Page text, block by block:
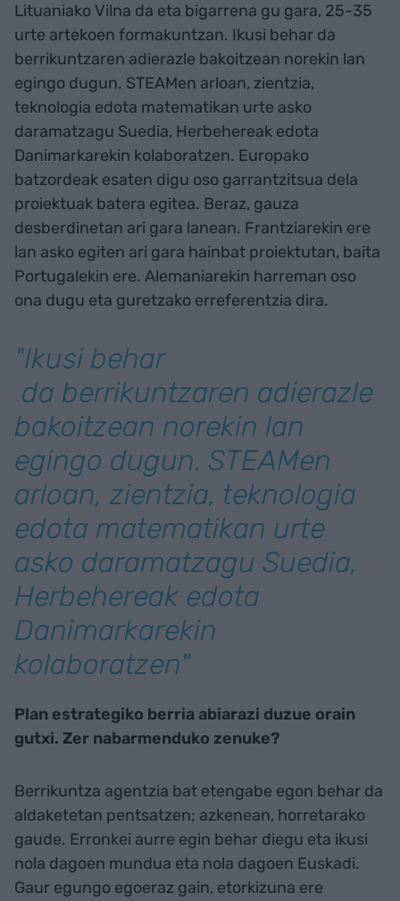
Lituaniako Vilna da eta bigarrena gu gara, 25-35
urte artekoen formakuntzan. Ikusi behar da
berrikuntzaren adierazle bakoitzean norekin lan
egingo dugun. STEAMen arloan, zientzia,
teknologia edota matematikan urte asko
daramatzagu Suedia, Herbehereak edota
Danimarkarekin kolaboratzen. Europako
batzordeak esaten digu oso garrantzitsua dela
proiektuak batera egitea. Beraz, gauza
desberdinetan ari gara lanean. Frantziarekin ere
lan asko egiten ari gara hainbat proiektutan, baita
Portugalekin ere. Alemaniarekin harreman oso
ona dugu eta guretzako erreferentzia dira.
"Ikusi behar
da berrikuntzaren adierazle
bakoitzean norekin lan
egingo dugun. STEAMen
arloan, zientzia, teknologia
edota matematikan urte
asko daramatzagu Suedia,
Herbehereak edota
Danimarkarekin
kolaboratzen"
Plan estrategiko berria abiarazi duzue orain
gutxi. Zer nabarmenduko zenuke?
Berrikuntza agentzia bat etengabe egon behar da
aldaketetan pentsatzen; azkenean, horretarako
gaude. Erronkei aurre egin behar diegu eta ikusi
nola dagoen mundua eta nola dagoen Euskadi.
Gaur egungo egoeraz gain, etorkizuna ere